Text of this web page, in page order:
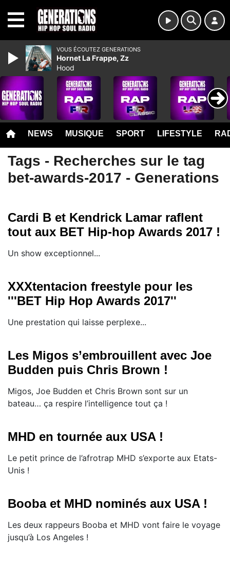
NEWS MUSIQUE SPORT LIFESTYLE
Tags - Recherches sur le tag
bet-awards-2017 - Generations
Cardi B et Kendrick Lamar raflent
tout aux BET Hip-hop Awards 2017 !
Un show exceptionnel...
XXXtentacion freestyle pour les
'''BET Hip Hop Awards 2017''
Une prestation qui laisse perplexe...
Les Migos s’embrouillent avec Joe
Budden puis Chris Brown !
​Migos, Joe Budden et Chris Brown sont sur un
bateau… ça respire l’intelligence tout ça !
MHD en tournée aux USA !
​Le petit prince de l’afrotrap MHD s’exporte aux Etats-
Unis !
Booba et MHD nominés aux USA !
​Les deux rappeurs Booba et MHD vont faire le voyage
jusqu’à Los Angeles !
VOUS ÉCOUTEZ GENERATIONS
Hornet La Frappe, Zz
Hood